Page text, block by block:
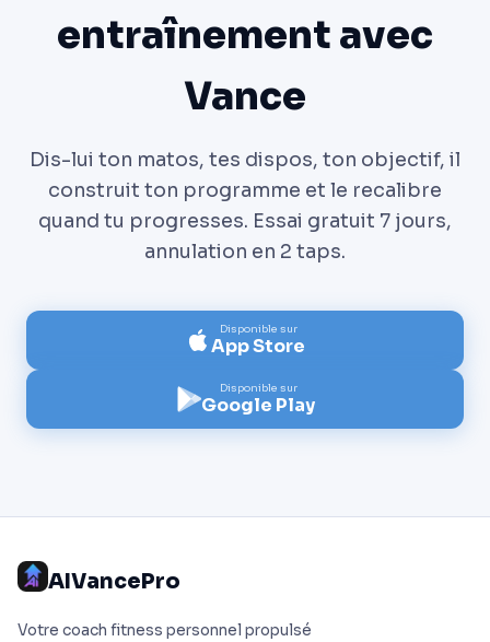
entraînement avec
Vance
Dis-lui ton matos, tes dispos, ton objectif, il
construit ton programme et le recalibre
quand tu progresses. Essai gratuit 7 jours,
annulation en 2 taps.
Disponible sur
App Store
Disponible sur
Google Play
AIVancePro
Votre coach fitness personnel propulsé